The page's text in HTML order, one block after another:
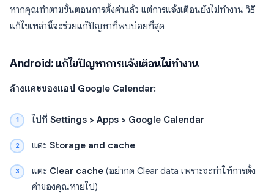
หากคุณทำตามขั้นตอนการตั้งค่าแล้ว แต่การแจ้งเตือนยังไม่ทำงาน วิธี
แก้ไขเหล่านี้จะช่วยแก้ปัญหาที่พบบ่อยที่สุด
Android: แก้ไขปัญหาการแจ้งเตือนไม่ทำงาน
ล้างแคชของแอป Google Calendar:
ไปที่ Settings > Apps > Google Calendar
แตะ Storage and cache
แตะ Clear cache (อย่ากด Clear data เพราะจะทำให้การตั้ง
ค่าของคุณหายไป)